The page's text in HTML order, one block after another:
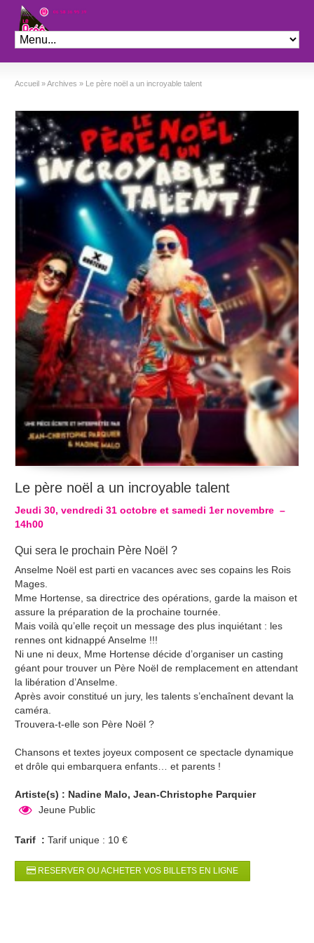
Théâtre le Préo
Accueil »Archives » Le père noël a un incroyable talent
Le père noël a un incroyable talent
Jeudi 30, vendredi 31 octobre et samedi 1er novembre –
14h00
Qui sera le prochain Père Noël ?
Anselme Noël est parti en vacances avec ses copains les Rois
Mages.
Mme Hortense, sa directrice des opérations, garde la maison et
assure la préparation de la prochaine tournée.
Mais voilà qu’elle reçoit un message des plus inquiétant : les
rennes ont kidnappé Anselme !!!
Ni une ni deux, Mme Hortense décide d’organiser un casting
géant pour trouver un Père Noël de remplacement en attendant
la libération d’Anselme.
Après avoir constitué un jury, les talents s’enchaînent devant la
caméra.
Trouvera-t-elle son Père Noël ?
Chansons et textes joyeux composent ce spectacle dynamique
et drôle qui embarquera enfants… et parents !
Artiste(s) : Nadine Malo, Jean-Christophe Parquier
Jeune Public
Tarif : Tarif unique : 10 €
RESERVER OU ACHETER VOS BILLETS EN LIGNE